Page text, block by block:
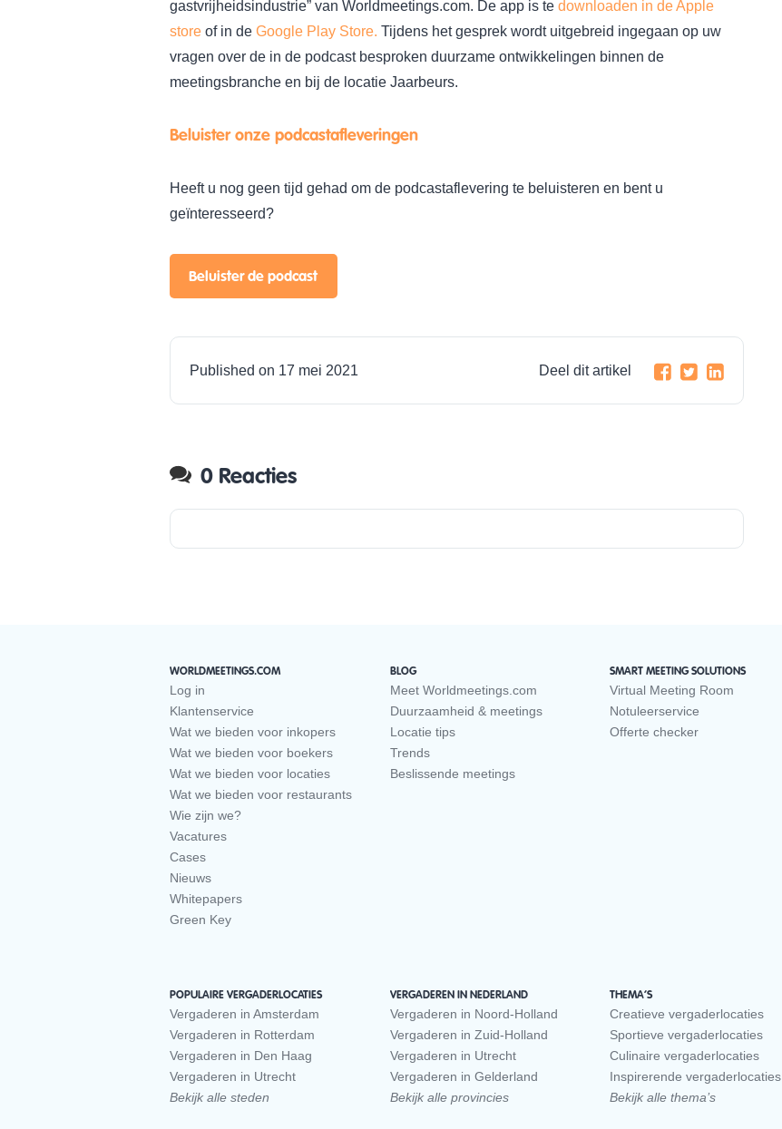
gastvrijheidsindustrie” van Worldmeetings.com. De app is te downloaden in de Apple
store of in de Google Play Store. Tijdens het gesprek wordt uitgebreid ingegaan op uw
vragen over de in de podcast besproken duurzame ontwikkelingen binnen de
meetingsbranche en bij de locatie Jaarbeurs.
Beluister onze podcastafleveringen
Heeft u nog geen tijd gehad om de podcastaflevering te beluisteren en bent u
geïnteresseerd?
Beluister de podcast
Published on 17 mei 2021 Deel dit artikel
0 Reacties
WORLDMEETINGS.COM
Log in
Klantenservice
Wat we bieden voor inkopers
Wat we bieden voor boekers
Wat we bieden voor locaties
Wat we bieden voor restaurants
Wie zijn we?
Vacatures
Cases
Nieuws
Whitepapers
Green Key
BLOG
Meet Worldmeetings.com
Duurzaamheid & meetings
Locatie tips
Trends
Beslissende meetings
SMART MEETING SOLUTIONS
Virtual Meeting Room
Notuleerservice
Offerte checker
POPULAIRE VERGADERLOCATIES
Vergaderen in Amsterdam
Vergaderen in Rotterdam
Vergaderen in Den Haag
Vergaderen in Utrecht
Bekijk alle steden
VERGADEREN IN NEDERLAND
Vergaderen in Noord-Holland
Vergaderen in Zuid-Holland
Vergaderen in Utrecht
Vergaderen in Gelderland
Bekijk alle provincies
THEMA’S
Creatieve vergaderlocaties
Sportieve vergaderlocaties
Culinaire vergaderlocaties
Inspirerende vergaderlocaties
Bekijk alle thema’s